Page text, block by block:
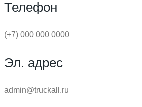
Телефон
(+7) 000 000 0000
Эл. адрес
admin@truckall.ru